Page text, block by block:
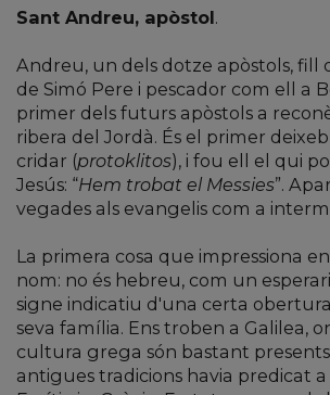
Sant Andreu, apòstol.
Andreu, un dels dotze apòstols, fill
de Simó Pere i pescador com ell a
primer dels futurs apòstols a
ribera del Jordà. És el primer
cridar (protoklitos), i fou ell el qui
Jesús: “Hem trobat el Messies”.
vegades als evangelis com a
La primera cosa que impressiona
nom: no és hebreu, com un
signe indicatiu d'una certa
seva família. Ens troben a Galilea,
cultura grega són bastant
antigues tradicions havia predicat a